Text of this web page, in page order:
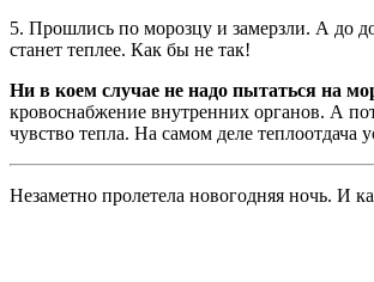
5. Прошлись по морозцу и замерзли. А до
станет теплее. Как бы не так!
Ни в коем случае не надо пытаться на
кровоснабжение внутренних органов. А
чувство тепла. На самом деле
Незаметно пролетела новогодняя ночь. И